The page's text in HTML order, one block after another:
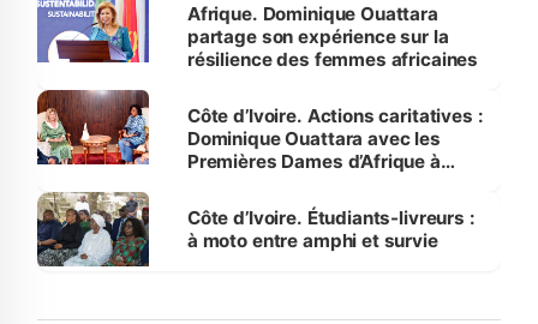
Afrique. Dominique Ouattara
partage son expérience sur la
résilience des femmes africaines
Côte d’Ivoire. Actions caritatives :
Dominique Ouattara avec les
Premières Dames d’Afrique à
Côte d’Ivoire. Étudiants-livreurs :
à moto entre amphi et survie